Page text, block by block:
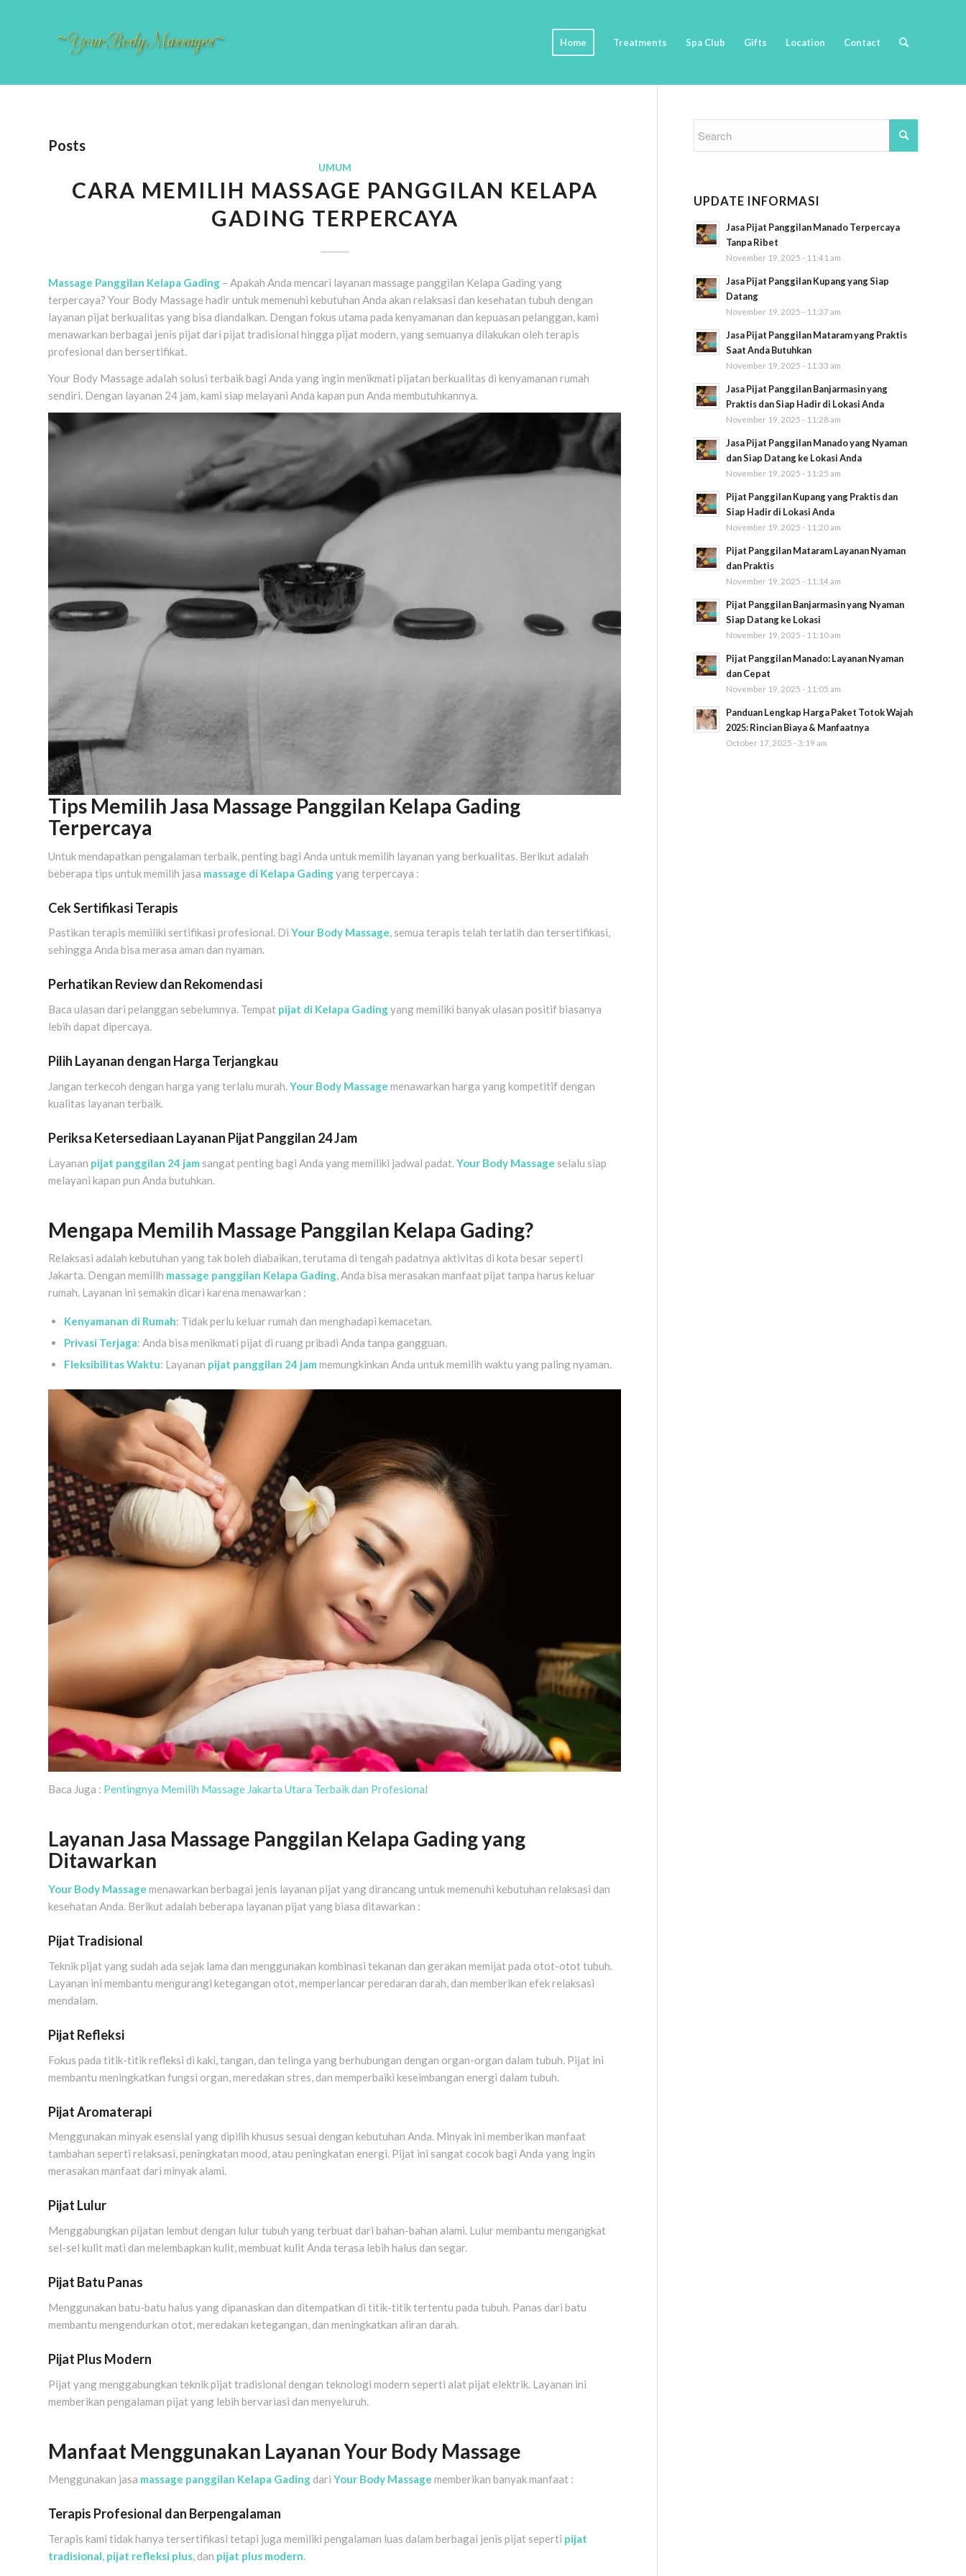
Home Treatments Spa Club Gifts Location Contact
Posts
UMUM
CARA MEMILIH MASSAGE PANGGILAN KELAPA
GADING TERPERCAYA
Massage Panggilan Kelapa Gading – Apakah Anda mencari layanan massage panggilan Kelapa Gading yang
terpercaya? Your Body Massage hadir untuk memenuhi kebutuhan Anda akan relaksasi dan kesehatan tubuh dengan
layanan pijat berkualitas yang bisa diandalkan. Dengan fokus utama pada kenyamanan dan kepuasan pelanggan, kami
menawarkan berbagai jenis pijat dari pijat tradisional hingga pijat modern, yang semuanya dilakukan oleh terapis
profesional dan bersertifikat.
Your Body Massage adalah solusi terbaik bagi Anda yang ingin menikmati pijatan berkualitas di kenyamanan rumah
sendiri. Dengan layanan 24 jam, kami siap melayani Anda kapan pun Anda membutuhkannya.
Tips Memilih Jasa Massage Panggilan Kelapa Gading
Terpercaya
Untuk mendapatkan pengalaman terbaik, penting bagi Anda untuk memilih layanan yang berkualitas. Berikut adalah
beberapa tips untuk memilih jasa massage di Kelapa Gadingyang terpercaya :
Cek Sertifikasi Terapis
Pastikan terapis memiliki sertifikasi profesional. Di Your Body Massage, semua terapis telah terlatih dan tersertifikasi,
sehingga Anda bisa merasa aman dan nyaman.
Perhatikan Review dan Rekomendasi
Baca ulasan dari pelanggan sebelumnya. Tempat pijat di Kelapa Gadingyang memiliki banyak ulasan positif biasanya
lebih dapat dipercaya.
Pilih Layanan dengan Harga Terjangkau
Jangan terkecoh dengan harga yang terlalu murah.Your Body Massage menawarkan harga yang kompetitif dengan
kualitas layanan terbaik.
Periksa Ketersediaan Layanan Pijat Panggilan 24 Jam
Layanan pijat panggilan 24 jam sangat penting bagi Anda yang memiliki jadwal padat. Your Body Massage selalu siap
melayani kapan pun Anda butuhkan.
Mengapa Memilih Massage Panggilan Kelapa Gading?
Relaksasi adalah kebutuhan yang tak boleh diabaikan, terutama di tengah padatnya aktivitas di kota besar seperti
Jakarta. Dengan memilih massage panggilan Kelapa Gading, Anda bisa merasakan manfaat pijat tanpa harus keluar
rumah. Layanan ini semakin dicari karena menawarkan :
Kenyamanan di Rumah: Tidak perlu keluar rumah dan menghadapi kemacetan.
Privasi Terjaga: Anda bisa menikmati pijat di ruang pribadi Anda tanpa gangguan.
Fleksibilitas Waktu: Layanan pijat panggilan 24 jam memungkinkan Anda untuk memilih waktu yang paling nyaman.
Baca Juga : Pentingnya Memilih Massage Jakarta Utara Terbaik dan Profesional
Layanan Jasa Massage Panggilan Kelapa Gading yang
Ditawarkan
Your Body Massage menawarkan berbagai jenis layanan pijat yang dirancang untuk memenuhi kebutuhan relaksasi dan
kesehatan Anda. Berikut adalah beberapa layanan pijat yang biasa ditawarkan :
Pijat Tradisional
Teknik pijat yang sudah ada sejak lama dan menggunakan kombinasi tekanan dan gerakan memijat pada otot-otot tubuh.
Layanan ini membantu mengurangi ketegangan otot, memperlancar peredaran darah, dan memberikan efek relaksasi
mendalam.
Pijat Refleksi
Fokus pada titik-titik refleksi di kaki, tangan, dan telinga yang berhubungan dengan organ-organ dalam tubuh. Pijat ini
membantu meningkatkan fungsi organ, meredakan stres, dan memperbaiki keseimbangan energi dalam tubuh.
Pijat Aromaterapi
Menggunakan minyak esensial yang dipilih khusus sesuai dengan kebutuhan Anda. Minyak ini memberikan manfaat
tambahan seperti relaksasi, peningkatan mood, atau peningkatan energi. Pijat ini sangat cocok bagi Anda yang ingin
merasakan manfaat dari minyak alami.
Pijat Lulur
Menggabungkan pijatan lembut dengan lulur tubuh yang terbuat dari bahan-bahan alami. Lulur membantu mengangkat
sel-sel kulit mati dan melembapkan kulit, membuat kulit Anda terasa lebih halus dan segar.
Pijat Batu Panas
Menggunakan batu-batu halus yang dipanaskan dan ditempatkan di titik-titik tertentu pada tubuh. Panas dari batu
membantu mengendurkan otot, meredakan ketegangan, dan meningkatkan aliran darah.
Pijat Plus Modern
Pijat yang menggabungkan teknik pijat tradisional dengan teknologi modern seperti alat pijat elektrik. Layanan ini
memberikan pengalaman pijat yang lebih bervariasi dan menyeluruh.
Manfaat Menggunakan Layanan Your Body Massage
Menggunakan jasa massage panggilan Kelapa Gading dari Your Body Massage memberikan banyak manfaat :
Terapis Profesional dan Berpengalaman
Terapis kami tidak hanya tersertifikasi tetapi juga memiliki pengalaman luas dalam berbagai jenis pijat seperti pijat
tradisional, pijat refleksi plus, dan pijat plus modern.
UPDATE INFORMASI
Jasa Pijat Panggilan Manado Terpercaya
Tanpa Ribet
November 19, 2025 - 11:41 am
Jasa Pijat Panggilan Kupang yang Siap
Datang
November 19, 2025 - 11:37 am
Jasa Pijat Panggilan Mataram yang Praktis
Saat Anda Butuhkan
November 19, 2025 - 11:33 am
Jasa Pijat Panggilan Banjarmasin yang
Praktis dan Siap Hadir di Lokasi Anda
November 19, 2025 - 11:28 am
Jasa Pijat Panggilan Manado yang Nyaman
dan Siap Datang ke Lokasi Anda
November 19, 2025 - 11:25 am
Pijat Panggilan Kupang yang Praktis dan
Siap Hadir di Lokasi Anda
November 19, 2025 - 11:20 am
Pijat Panggilan Mataram Layanan Nyaman
dan Praktis
November 19, 2025 - 11:14 am
Pijat Panggilan Banjarmasin yang Nyaman
Siap Datang ke Lokasi
November 19, 2025 - 11:10 am
Pijat Panggilan Manado: Layanan Nyaman
dan Cepat
November 19, 2025 - 11:05 am
Panduan Lengkap Harga Paket Totok Wajah
2025: Rincian Biaya & Manfaatnya
October 17, 2025 - 3:19 am